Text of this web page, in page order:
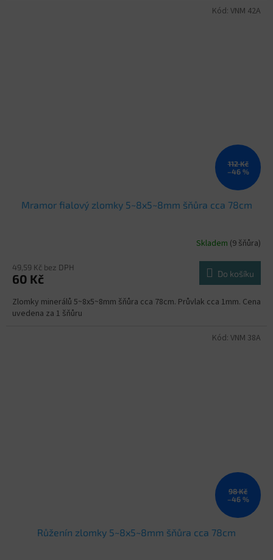
112 Kč
–46 %
Mramor fialový zlomky 5~8x5~8mm šňůra cca 78cm
Skladem (9 šňůra)
49,59 Kč bez DPH
60 Kč Do košíku
Zlomky minerálů 5~8x5~8mm šňůra cca 78cm. Průvlak cca 1mm. Cena
uvedena za 1 šňůru
Kód: VNM 42A
98 Kč
–46 %
Růženín zlomky 5~8x5~8mm šňůra cca 78cm
Kód: VNM 38A